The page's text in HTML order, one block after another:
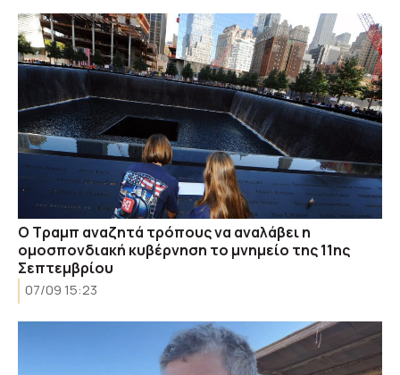
Ο Τραμπ αναζητά τρόπους να αναλάβει η
ομοσπονδιακή κυβέρνηση το μνημείο της 11ης
Σεπτεμβρίου
07/09 15:23